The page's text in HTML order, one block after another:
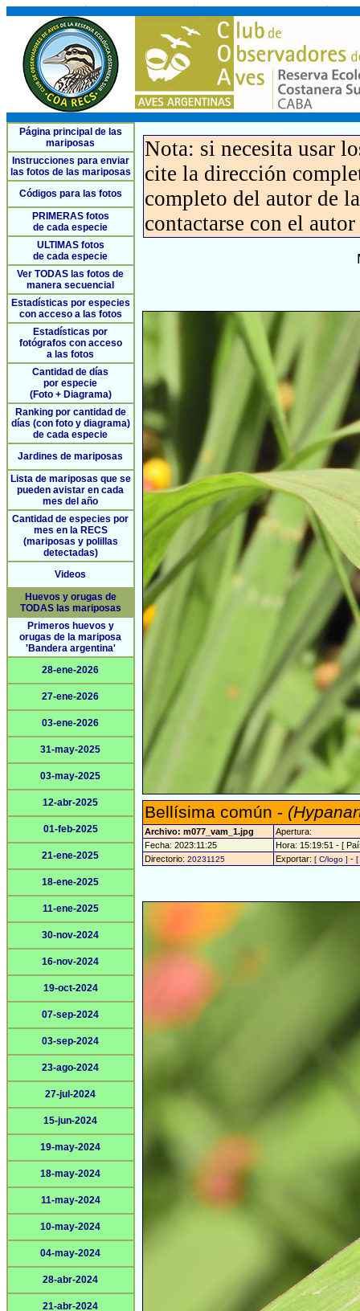
Página principal de las
mariposas
Instrucciones para enviar
las fotos de las mariposas
Códigos para las fotos
PRIMERAS fotos
de cada especie
ULTIMAS fotos
de cada especie
Ver TODAS las fotos de
manera secuencial
Estadísticas por especies
con acceso a las fotos
Estadísticas por
fotógrafos con acceso
a las fotos
Cantidad de días
por especie
(Foto + Diagrama)
Ranking por cantidad de
días (con foto y diagrama)
de cada especie
Jardines de mariposas
Lista de mariposas que se
pueden avistar en cada
mes del año
Cantidad de especies por
mes en la RECS
(mariposas y polillas
detectadas)
Videos
Huevos y orugas de
TODAS las mariposas
Primeros huevos y
orugas de la mariposa
'Bandera argentina'
28-ene-2026
27-ene-2026
03-ene-2026
31-may-2025
03-may-2025
12-abr-2025
01-feb-2025
21-ene-2025
18-ene-2025
11-ene-2025
30-nov-2024
16-nov-2024
19-oct-2024
07-sep-2024
03-sep-2024
23-ago-2024
27-jul-2024
15-jun-2024
19-may-2024
18-may-2024
11-may-2024
10-may-2024
04-may-2024
28-abr-2024
21-abr-2024
Nota: si necesita usar
cite la dirección
completo del autor de
contactarse con el
Bellísima común -
Archivo: m077_vam_1.jpg
Apertura:
Fecha: 2023:11:25
Hora: 15:19:51 - [
Directorio: 20231125 Exportar: [ C/logo ] - [